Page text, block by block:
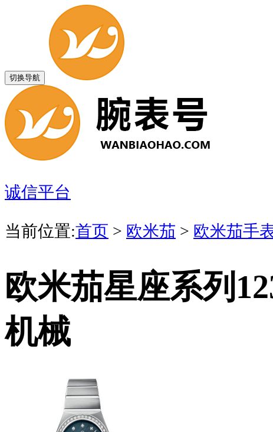
切换导航
诚信平台
当前位置:首页 > 欧米茄 > 欧米茄手
欧米茄星座系列
机械